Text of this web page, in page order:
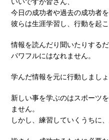
今日の成功者や過去の成功者
彼らは生涯学習し、行動を起
情報を読んだり聞いたりするだ
パワフルにはなれません。
学んだ情報を元に行動しましょ
新しい事を学ぶのはスポーツ
ません。
しかし、練習していくうちに